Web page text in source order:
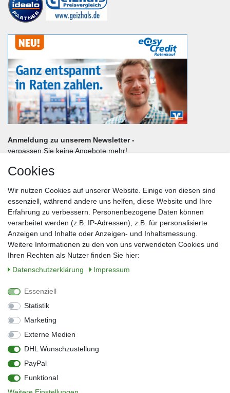
Anmeldung zu unserem Newsletter -
verpassen Sie keine Angebote mehr!
Nachname*
E-Mail*
Sie können den Newsletter jederzeit kostenlos abbestellen.
** gilt für Lieferungen innerhalb Deutschlands, Lieferzeiten für andere Länder
entnehmen Sie bitte der Schaltfläche mit den Versandinformationen
Widerrufs­recht
Kontakt
Barrierefreiheitserklärung
Zahlung & Versand
Vertrag widerrufen
Cookies
Wir nutzen Cookies auf unserer Website. Einige von diesen sind
essenziell, während andere uns helfen, diese Website und Ihre
Erfahrung zu verbessern. Personenbezogene Daten können
verarbeitet werden (z.B. IP-Adressen), z.B. für personalisierte
Anzeigen und Inhalte oder Anzeigen- und Inhaltsmessung.
Weitere Informationen zu den von uns verwendeten Cookies und
Ihren Rechten als Nutzer finden Sie hier:
Daten­schutz­erklärung
Impressum
Essenziell
Statistik
Marketing
Externe Medien
DHL Wunschzustellung
PayPal
Funktional